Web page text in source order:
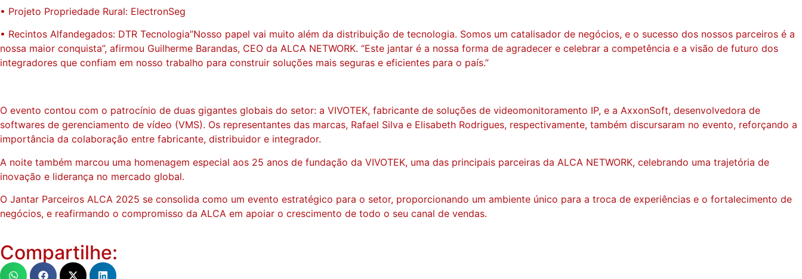
• Projeto Propriedade Rural: ElectronSeg
• Recintos Alfandegados: DTR Tecnologia”Nosso papel vai muito além da distribuição de tecnologia. Somos um catalisador de negócios, e o sucesso dos nossos parceiros é a
nossa maior conquista”, afirmou Guilherme Barandas, CEO da ALCA NETWORK. “Este jantar é a nossa forma de agradecer e celebrar a competência e a visão de futuro dos
integradores que confiam em nosso trabalho para construir soluções mais seguras e eficientes para o país.”
O evento contou com o patrocínio de duas gigantes globais do setor: a VIVOTEK, fabricante de soluções de videomonitoramento IP, e a AxxonSoft, desenvolvedora de
softwares de gerenciamento de vídeo (VMS). Os representantes das marcas, Rafael Silva e Elisabeth Rodrigues, respectivamente, também discursaram no evento, reforçando a
importância da colaboração entre fabricante, distribuidor e integrador.
A noite também marcou uma homenagem especial aos 25 anos de fundação da VIVOTEK, uma das principais parceiras da ALCA NETWORK, celebrando uma trajetória de
inovação e liderança no mercado global.
O Jantar Parceiros ALCA 2025 se consolida como um evento estratégico para o setor, proporcionando um ambiente único para a troca de experiências e o fortalecimento de
negócios, e reafirmando o compromisso da ALCA em apoiar o crescimento de todo o seu canal de vendas.
Compartilhe: